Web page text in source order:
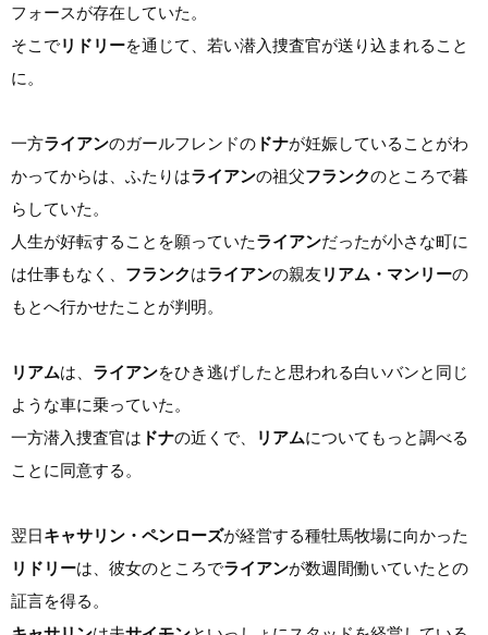
フォースが存在していた。
そこでリドリーを通じて、若い潜入捜査官が送り込まれること
に。
一方ライアンのガールフレンドの ドナが妊娠していることがわ
かってからは、ふたりはライアンの祖父フランクのところで暮
らしていた。
人生が好転することを願っていたライアンだったが小さな町に
は仕事もなく、 フランクはライアンの親友リアム・マンリーの
もとへ行かせたことが判明。
リアムは、 ライアンをひき逃げしたと思われる白いバンと同じ
ような車に乗っていた。
一方潜入捜査官は ドナの近くで、 リアムについてもっと調べる
ことに同意する。
翌日キャサリン・ペンローズが経営する種牡馬牧場に向かった
リドリーは、彼女のところでライアンが数週間働いていたとの
証言を得る。